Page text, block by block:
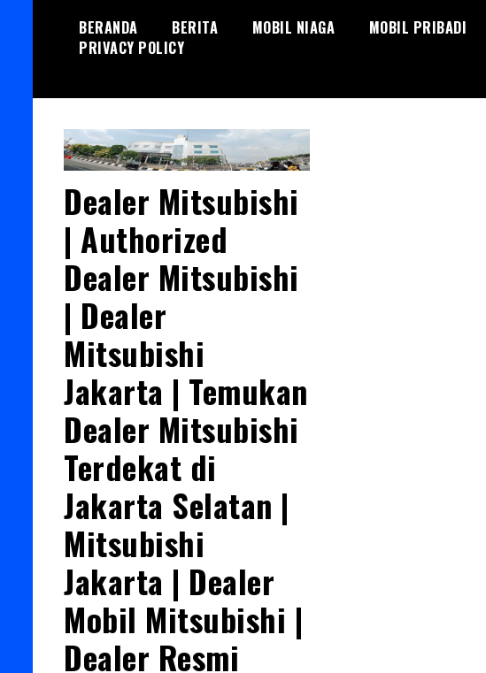
BERANDA BERITA MOBIL NIAGA MOBIL PRIBADI
PRIVACY POLICY
Dealer Mitsubishi
| Authorized
Dealer Mitsubishi
| Dealer
Mitsubishi
Jakarta | Temukan
Dealer Mitsubishi
Terdekat di
Jakarta Selatan |
Mitsubishi
Jakarta | Dealer
Mobil Mitsubishi |
Dealer Resmi